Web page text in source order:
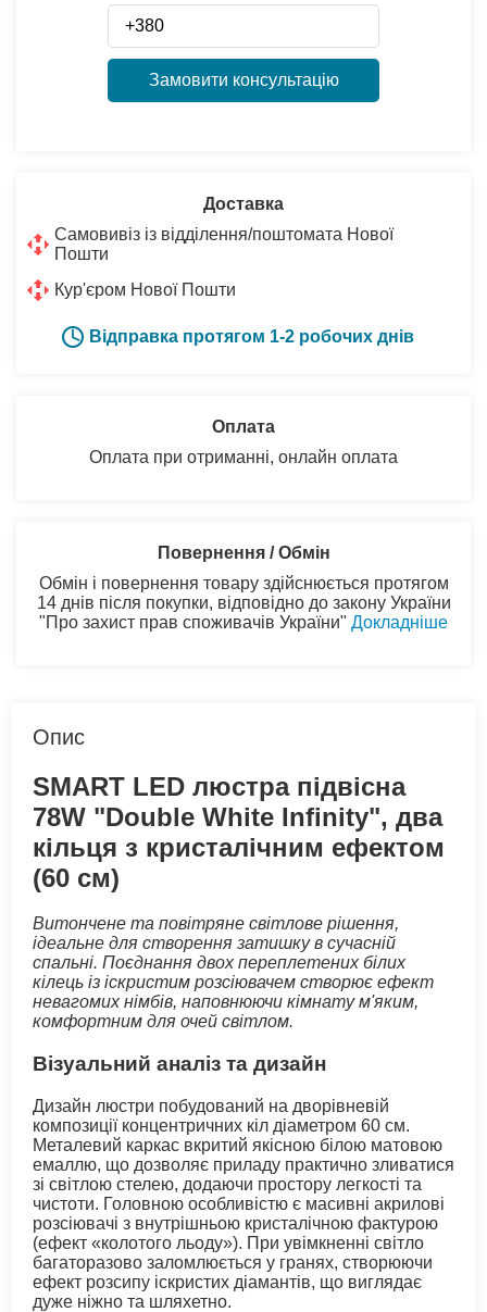
Замовити консультацію
Доставка
Самовивіз із відділення/поштомата Нової
Пошти
Кур'єром Нової Пошти
Відправка протягом 1-2 робочих днів
Оплата
Оплата при отриманні, онлайн оплата
Повернення / Обмін
Обмін і повернення товару здійснюється протягом
14 днів після покупки, відповідно до закону України
"Про захист прав споживачів України" Докладніше
Опис
SMART LED люстра підвісна
78W "Double White Infinity", два
кільця з кристалічним ефектом
(60 см)
Витончене та повітряне світлове рішення,
ідеальне для створення затишку в сучасній
спальні. Поєднання двох переплетених білих
кілець із іскристим розсіювачем створює ефект
невагомих німбів, наповнюючи кімнату м'яким,
комфортним для очей світлом.
Візуальний аналіз та дизайн
Дизайн люстри побудований на дворівневій
композиції концентричних кіл діаметром 60 см.
Металевий каркас вкритий якісною білою матовою
емаллю, що дозволяє приладу практично зливатися
зі світлою стелею, додаючи простору легкості та
чистоти. Головною особливістю є масивні акрилові
розсіювачі з внутрішньою кристалічною фактурою
(ефект «колотого льоду»). При увімкненні світло
багаторазово заломлюється у гранях, створюючи
ефект розсипу іскристих діамантів, що виглядає
дуже ніжно та шляхетно.